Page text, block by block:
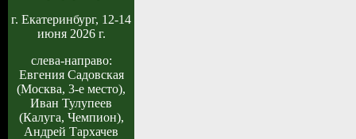
г. Екатеринбург, 12-14
июня 2026 г.
слева-направо:
Евгения Садовская
(Москва, 3-е место),
Иван Тулупеев
(Калуга, Чемпион),
Андрей Тархачев